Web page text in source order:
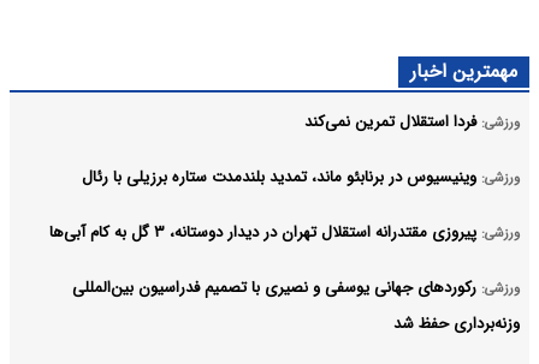
مهمترین اخبار
ورزشی: فردا استقلال تمرین نمی‌کند
ورزشی: وینیسیوس در برنابئو ماند، تمدید بلندمدت ستاره برزیلی با رئال
ورزشی: پیروزی مقتدرانه استقلال تهران در دیدار دوستانه، ۳ گل به کام آبی‌ها
ورزشی: رکوردهای جهانی یوسفی و نصیری با تصمیم فدراسیون بین‌المللی
وزنه‌برداری حفظ شد